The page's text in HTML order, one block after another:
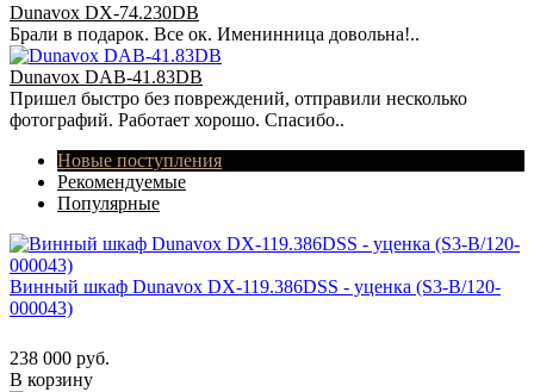
Dunavox DX-74.230DB
Брали в подарок. Все ок. Именинница довольна!..
Dunavox DAB-41.83DB
Пришел быстро без повреждений, отправили несколько
фотографий. Работает хорошо. Спасибо..
Новые поступления
Рекомендуемые
Популярные
Винный шкаф Dunavox DX-119.386DSS - уценка (S3-B/120-
000043)
238 000 руб.
В корзину